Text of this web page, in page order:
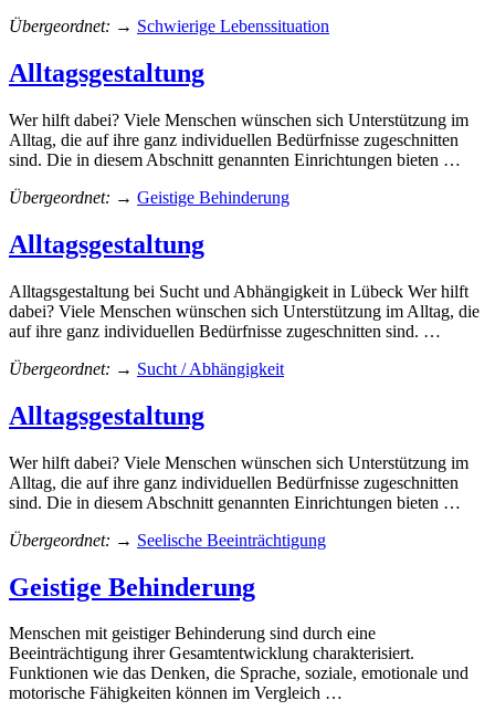
Übergeordnet: → Schwierige Lebenssituation
Alltagsgestaltung
Wer hilft dabei? Viele Menschen wünschen sich Unterstützung im
Alltag, die auf ihre ganz individuellen Bedürfnisse zugeschnitten
sind. Die in diesem Abschnitt genannten Einrichtungen bieten …
Übergeordnet: → Geistige Behinderung
Alltagsgestaltung
Alltagsgestaltung bei Sucht und Abhängigkeit in Lübeck Wer hilft
dabei? Viele Menschen wünschen sich Unterstützung im Alltag, die
auf ihre ganz individuellen Bedürfnisse zugeschnitten sind. …
Übergeordnet: → Sucht / Abhängigkeit
Alltagsgestaltung
Wer hilft dabei? Viele Menschen wünschen sich Unterstützung im
Alltag, die auf ihre ganz individuellen Bedürfnisse zugeschnitten
sind. Die in diesem Abschnitt genannten Einrichtungen bieten …
Übergeordnet: → Seelische Beeinträchtigung
Geistige Behinderung
Menschen mit geistiger Behinderung sind durch eine
Beeinträchtigung ihrer Gesamtentwicklung charakterisiert.
Funktionen wie das Denken, die Sprache, soziale, emotionale und
motorische Fähigkeiten können im Vergleich …